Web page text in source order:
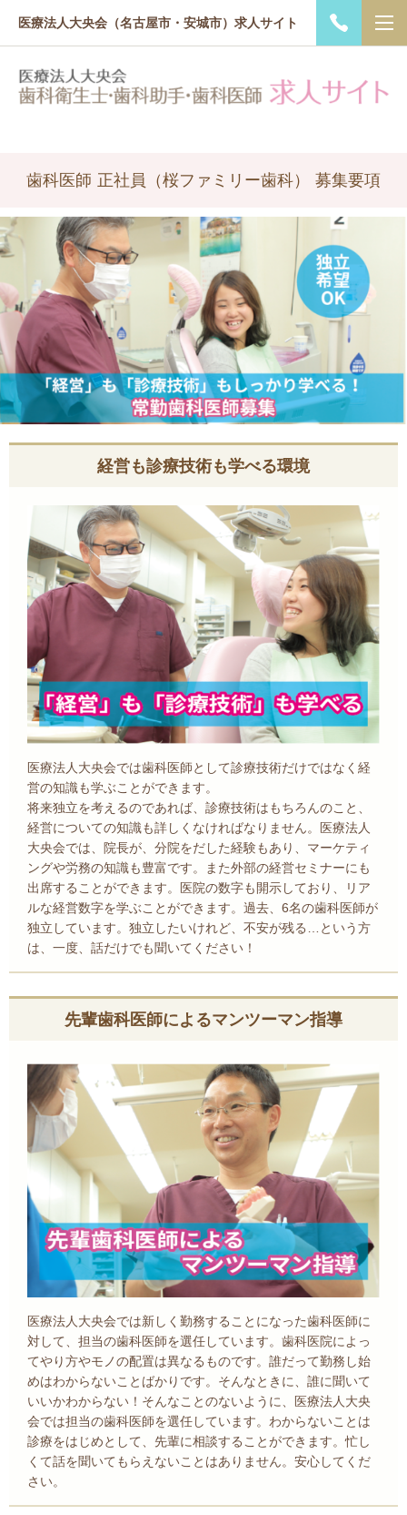
医療法人大央会（名古屋市・安城市）求人サイト
歯科医師 正社員（桜ファミリー歯科） 募集要項
経営も診療技術も学べる環境
医療法人大央会では歯科医師として診療技術だけではなく経
営の知識も学ぶことができます。
将来独立を考えるのであれば、診療技術はもちろんのこと、
経営についての知識も詳しくなければなりません。医療法人
大央会では、院長が、分院をだした経験もあり、マーケティ
ングや労務の知識も豊富です。また外部の経営セミナーにも
出席することができます。医院の数字も開示しており、リア
ルな経営数字を学ぶことができます。過去、6名の歯科医師が
独立しています。独立したいけれど、不安が残る…という方
は、一度、話だけでも聞いてください！
先輩歯科医師によるマンツーマン指導
医療法人大央会では新しく勤務することになった歯科医師に
対して、担当の歯科医師を選任しています。歯科医院によっ
てやり方やモノの配置は異なるものです。誰だって勤務し始
めはわからないことばかりです。そんなときに、誰に聞いて
いいかわからない！そんなことのないように、医療法人大央
会では担当の歯科医師を選任しています。わからないことは
診療をはじめとして、先輩に相談することができます。忙し
くて話を聞いてもらえないことはありません。安心してくだ
さい。